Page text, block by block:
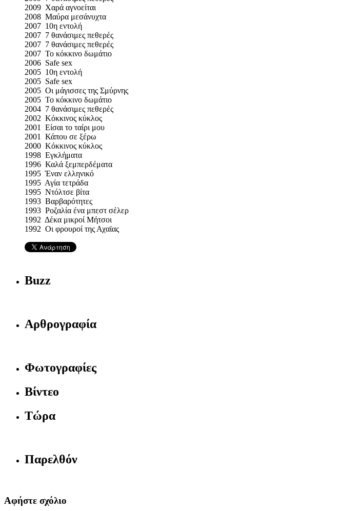
2009 Χαρά αγνοείται
2008 Μαύρα μεσάνυχτα
2007 10η εντολή
2007 7 θανάσιμες πεθερές
2007 7 θανάσιμες πεθερές
2007 Το κόκκινο δωμάτιο
2006 Safe sex
2005 10η εντολή
2005 Safe sex
2005 Οι μάγισσες της Σμύρνης
2005 Το κόκκινο δωμάτιο
2004 7 θανάσιμες πεθερές
2002 Κόκκινος κύκλος
2001 Είσαι το ταίρι μου
2001 Κάπου σε ξέρω
2000 Κόκκινος κύκλος
1998 Εγκλήματα
1996 Καλά ξεμπερδέματα
1995 Έναν ελληνικό
1995 Αγία τετράδα
1995 Ντόλτσε βίτα
1993 Βαρβαρότητες
1993 Ροζαλία ένα μπεστ σέλερ
1992 Δέκα μικροί Μήτσοι
1992 Οι φρουροί της Αχαϊας
Buzz
Αρθρογραφία
Φωτογραφίες
Βίντεο
Τώρα
Παρελθόν
Αφήστε σχόλιο